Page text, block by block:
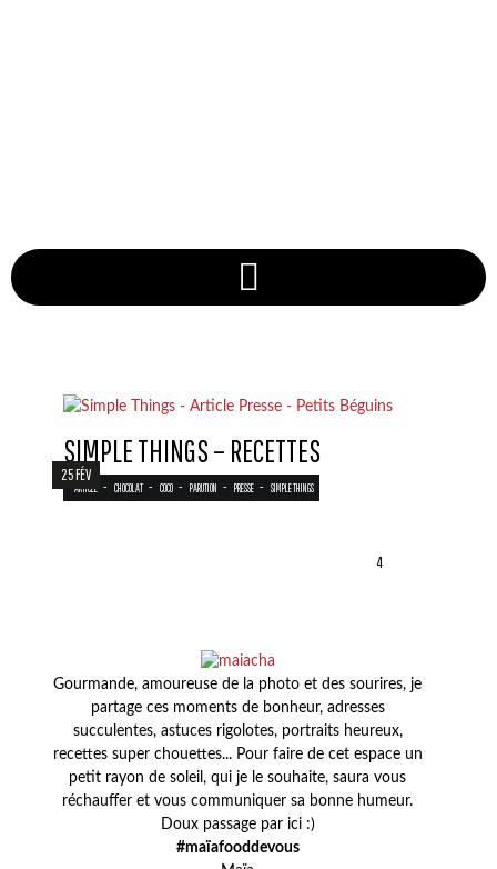
25 FÉV
SIMPLE THINGS – RECETTES
ARTICLE - CHOCOLAT - COCO - PARUTION - PRESSE - SIMPLE THINGS
4
Gourmande, amoureuse de la photo et des sourires, je
partage ces moments de bonheur, adresses
succulentes, astuces rigolotes, portraits heureux,
recettes super chouettes... Pour faire de cet espace un
petit rayon de soleil, qui je le souhaite, saura vous
réchauffer et vous communiquer sa bonne humeur.
Doux passage par ici :)
#maïafooddevous